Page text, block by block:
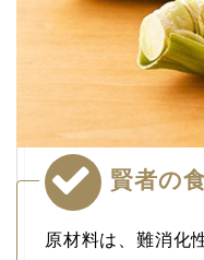
賢者の
原材料は、難消化